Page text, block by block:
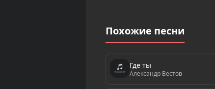
Похожие песни
Где ты
Александр Вестов